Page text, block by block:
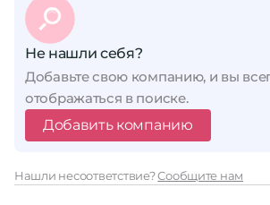
Не нашли себя?
Добавьте свою компанию, и вы
отображаться в поиске.
Добавить компанию
Нашли несоответствие?Сообщите нам